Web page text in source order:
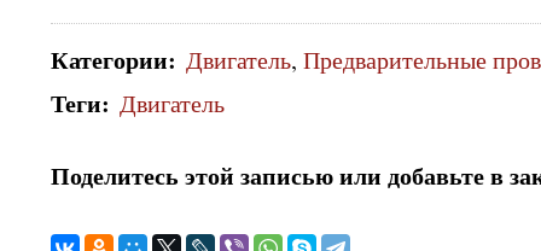
Категории: Двигатель, Предварительные
Теги: Двигатель
Поделитесь этой записью или добавьте в